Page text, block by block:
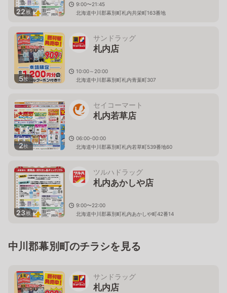
22枚
9:00〜21:45
北海道中川郡幕別町札内共栄町163番地
5枚
サンドラッグ
札内店
10:00～20:00
北海道中川郡幕別町札内青葉町307
2枚
セイコーマート
札内若草店
06:00-00:00
北海道中川郡幕別町札内若草町539番地60
23枚
ツルハドラッグ
札内あかしや店
9:00〜22:00
北海道中川郡幕別町札内あかしや町42番14
中川郡幕別町のチラシを見る
サンドラッグ
札内店